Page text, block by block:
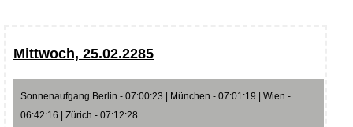
Mittwoch, 25.02.2285
Sonnenaufgang Berlin - 07:00:23 | München - 07:01:19 | Wien -
06:42:16 | Zürich - 07:12:28